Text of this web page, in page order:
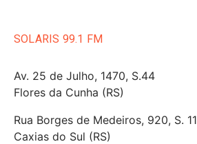
SOLARIS 99.1 FM
Av. 25 de Julho, 1470, S.44
Flores da Cunha (RS)
Rua Borges de Medeiros, 920, S. 11
Caxias do Sul (RS)